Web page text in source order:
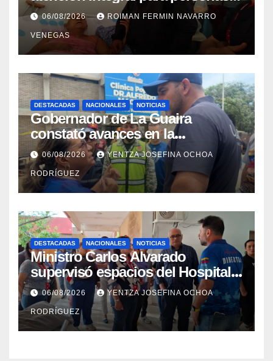
con discapacidad en
campamentos de La Guaira
06/08/2026 ROIMAN FERMIN NAVARRO
VENEGAS
DESTACADAS NACIONALES NOTICIAS
Gobernador de La Guaira
constató avances en la
rehabilitación del Hospitalito de
Catia la Mar
06/08/2026 YENTZA JOSEFINA OCHOA
RODRÍGUEZ
DESTACADAS NACIONALES NOTICIAS
Ministro Carlos Alvarado
supervisó espacios del Hospital
Dermatológico Dr. Martín Vegas
en La Guaira
06/08/2026 YENTZA JOSEFINA OCHOA
RODRÍGUEZ